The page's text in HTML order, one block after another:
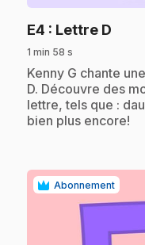
E4 : Lettre D
1 min 58 s
.Kenny G chante
D. Découvre des
lettre, tels que :
bien plus encore!
Abonnement